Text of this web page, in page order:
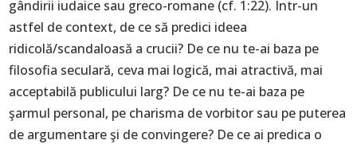
gândirii iudaice sau greco-romane (cf. 1:22). Într-un
astfel de context, de ce să predici ideea
ridicolă/scandaloasă a crucii? De ce nu te-ai baza pe
filosofia seculară, ceva mai logică, mai atractivă, mai
acceptabilă publicului larg? De ce nu te-ai baza pe
şarmul personal, pe charisma de vorbitor sau pe puterea
de argumentare şi de convingere? De ce ai predica o